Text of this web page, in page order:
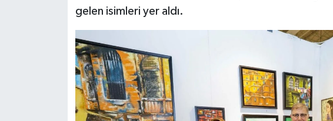
gelen isimleri yer aldı.